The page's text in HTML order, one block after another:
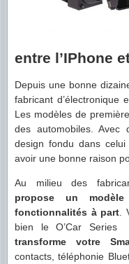
entre l’IPhone
Depuis une bonne
fabricant d’électronique
Les modèles de
des automobiles. Avec
design fondu dans
avoir une bonne raison
Au milieu des
propose un modèle
fonctionnalités à part
bien le O’Car Series
transforme votre
contacts, téléphonie